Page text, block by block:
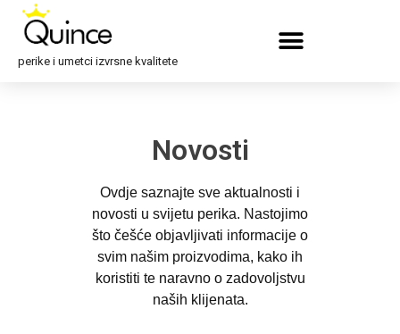
perike i umetci izvrsne kvalitete
Novosti
Ovdje saznajte sve aktualnosti i
novosti u svijetu perika. Nastojimo
što češće objavljivati informacije o
svim našim proizvodima, kako ih
koristiti te naravno o zadovoljstvu
naših klijenata.